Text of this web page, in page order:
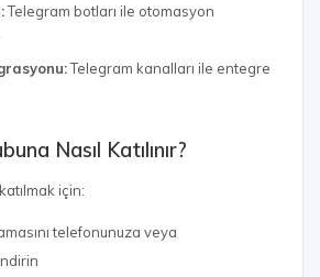
Telegram botları ile otomasyon
Telegram kanalları ile entegre
Nasıl Katılınır?
için:
telefonunuza veya